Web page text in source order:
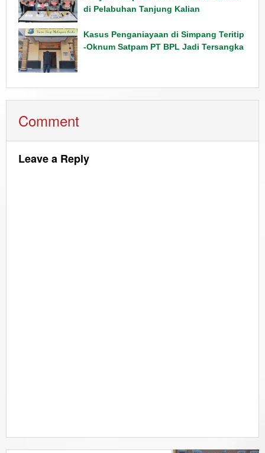
di Pelabuhan Tanjung Kalian
Kasus Penganiayaan di Simpang Teritip
-Oknum Satpam PT BPL Jadi Tersangka
Comment
Leave a Reply